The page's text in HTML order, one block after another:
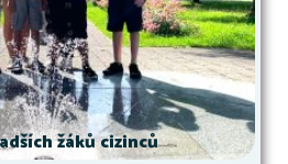
žáků cizinců